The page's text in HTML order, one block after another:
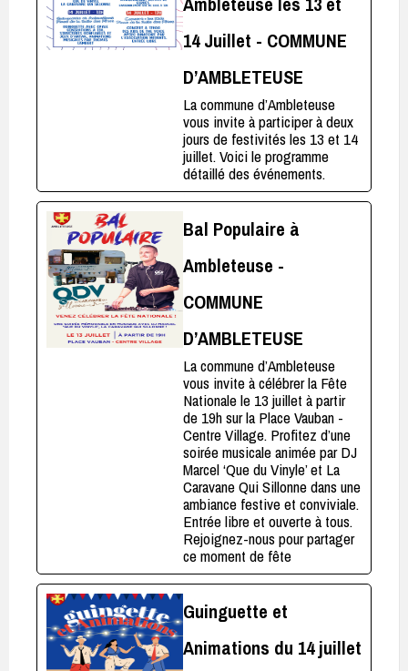
14 Juillet - COMMUNE
D’AMBLETEUSE
La commune d’Ambleteuse
vous invite à participer à deux
jours de festivités les 13 et 14
juillet. Voici le programme
détaillé des événements.
Bal Populaire à
Ambleteuse -
COMMUNE
D’AMBLETEUSE
La commune d’Ambleteuse
vous invite à célébrer la Fête
Nationale le 13 juillet à partir
de 19h sur la Place Vauban -
Centre Village. Profitez d’une
soirée musicale animée par DJ
Marcel ‘Que du Vinyle’ et La
Caravane Qui Sillonne dans une
ambiance festive et conviviale.
Entrée libre et ouverte à tous.
Rejoignez-nous pour partager
ce moment de fête
Guinguette et
Animations du 14 juillet